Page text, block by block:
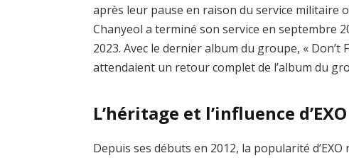
après leur pause en raison du service militaire
Chanyeol a terminé son service en septembre
2023. Avec le dernier album du groupe, «
attendaient un retour complet de l’album du
L’héritage et l’influence
Depuis ses débuts en 2012, la popularité d’EXO